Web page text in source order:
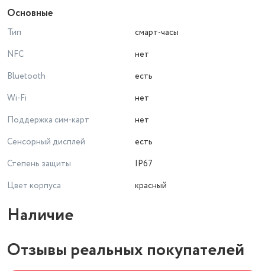
Основные
Тип
смарт-часы
NFC
нет
Bluetooth
есть
Wi-Fi
нет
Поддержка сим-карт
нет
Сенсорный дисплей
есть
Степень защиты
IP67
Цвет корпуса
красный
Наличие
Отзывы реальных покупателей